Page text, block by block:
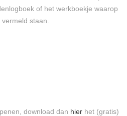
of het werkboekje waarop
staan.
download dan hier het (gratis)